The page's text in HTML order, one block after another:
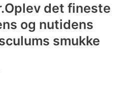
det fineste
og nutidens
smukke